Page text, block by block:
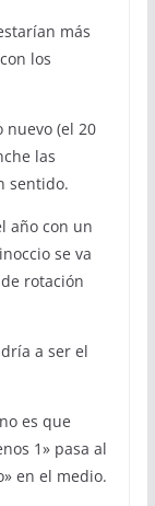
más
los
nuevo (el 20
las
sentido.
año con un
se va
rotación
a ser el
es que
1» pasa al
en el medio.